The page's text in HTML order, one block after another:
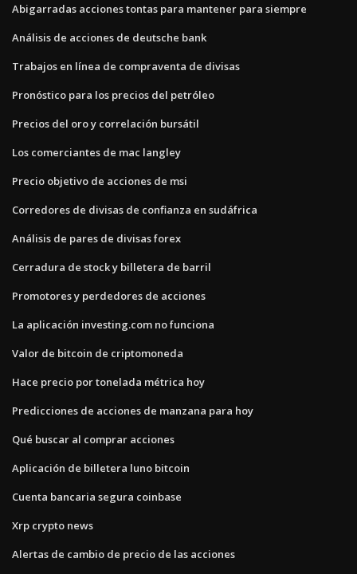
Abigarradas acciones tontas para mantener para siempre
Análisis de acciones de deutsche bank
Trabajos en línea de compraventa de divisas
Pronóstico para los precios del petróleo
Precios del oro y correlación bursátil
Los comerciantes de mac langley
Precio objetivo de acciones de msi
Corredores de divisas de confianza en sudáfrica
Análisis de pares de divisas forex
Cerradura de stock y billetera de barril
Promotores y perdedores de acciones
La aplicación investing.com no funciona
Valor de bitcoin de criptomoneda
Hace precio por tonelada métrica hoy
Predicciones de acciones de manzana para hoy
Qué buscar al comprar acciones
Aplicación de billetera luno bitcoin
Cuenta bancaria segura coinbase
Xrp crypto news
Alertas de cambio de precio de las acciones